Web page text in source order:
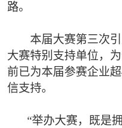
路。
本届大赛第三次
大赛特别支持单位，
前已为本届参赛企业
信支持。
“举办大赛，既是